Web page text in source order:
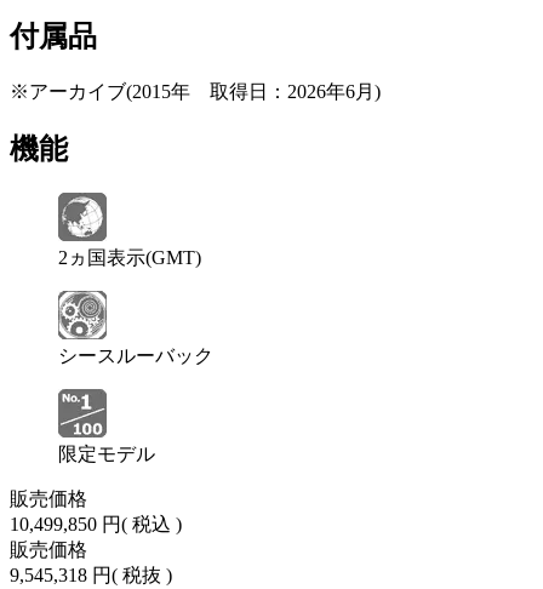
付属品
※アーカイブ(2015年 取得日：2026年6月)
機能
2ヵ国表示(GMT)
シースルーバック
限定モデル
販売価格
10,499,850 円( 税込 )
販売価格
9,545,318 円( 税抜 )